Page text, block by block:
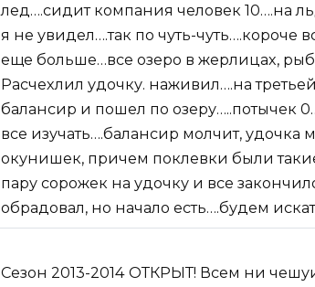
лед….сидит компания человек 10….на
я не увидел….так по чуть-чуть….короче
еще больше…все озеро в жерлицах,
Расчехлил удочку. наживил….на
балансир и пошел по озеру…..потычек
все изучать….балансир молчит,
окунишек, причем поклевки были
пару сорожек на удочку и все
обрадовал, но начало есть….будем
Сезон 2013-2014 ОТКРЫТ! Всем ни